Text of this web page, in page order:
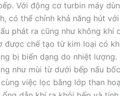
Với động cơ turbin máy
có thể chỉnh khả năng hút
phát ra cũng như không khí
được chế tạo từ kim loại có
bị biến dạng do nhiệt
như mùi từ dưới bếp nấu
việc lọc bằng lớp than